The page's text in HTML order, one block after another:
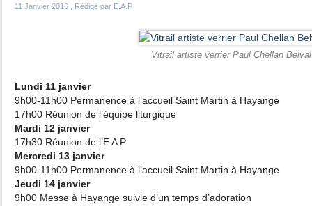
11 Janvier 2016 , Rédigé par E.A.P
Vitrail artiste verrier Paul Chellan Belval
Lundi 11 janvier
9h00-11h00 Permanence à l’accueil Saint Martin à Hayange
17h00 Réunion de l’équipe liturgique
Mardi 12 janvier
17h30 Réunion de l’E A P
Mercredi 13 janvier
9h00-11h00 Permanence à l’accueil Saint Martin à Hayange
Jeudi 14 janvier
9h00 Messe à Hayange suivie d’un temps d’adoration